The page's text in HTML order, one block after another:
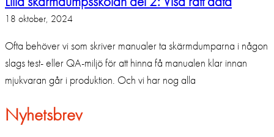
18 oktober, 2024
Ofta behöver vi som skriver manualer ta skärmdumparna i någon
slags test- eller QA-miljö för att hinna få manualen klar innan
mjukvaran går i produktion. Och vi har nog alla
Nyhetsbrev